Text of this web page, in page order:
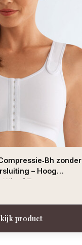
zonder
– Hoog
of Zwart
product